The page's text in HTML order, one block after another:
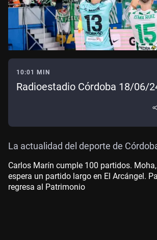
10:01 MIN
Radioestadio Córdoba 18/06/
La actualidad del deporte de
Carlos Marín cumple 100 partidos.
espera un partido largo en El Arcángel.
regresa al Patrimonio